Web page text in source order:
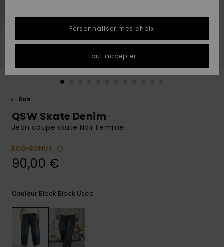
A
Découvrir
A
Découvrir
tailles
plus rapide
à votre
réponses
aux
questions
les plus
fréquentes
et notre
QUIKSILVER
Bas
QSW Skate Denim
Jean coupe skate Noir Femme
ECO-BONUS
90,00 €
Couleur Black Black Used
Personnaliser mes choix
Tout accepter